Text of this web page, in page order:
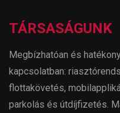
TÁRSASÁGUNK
Megbízhatóan és
kapcsolatban:
flottakövetés,
parkolás és útdíjfizetés.